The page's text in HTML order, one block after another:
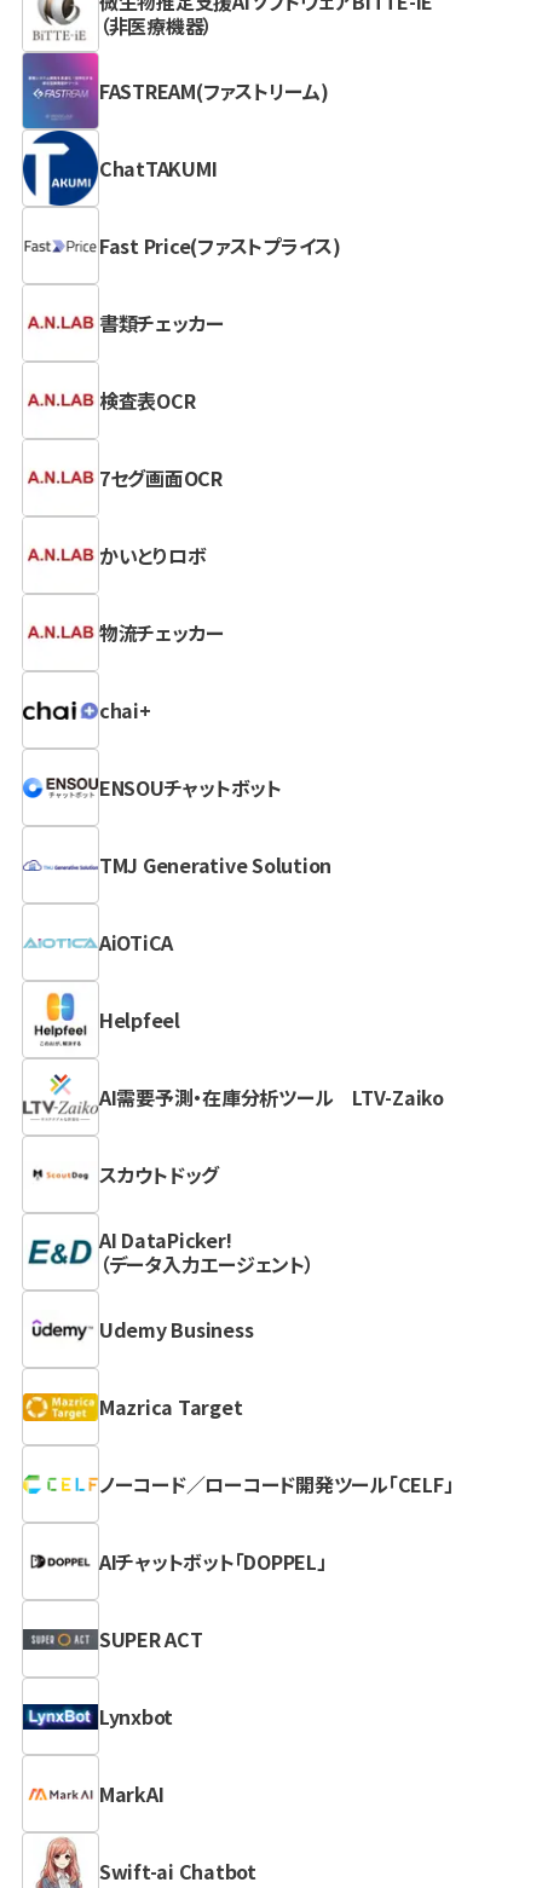
（非医療機器）
FASTREAM(ファストリーム)
ChatTAKUMI
Fast Price(ファストプライス)
書類チェッカー
検査表OCR
7セグ画面OCR
かいとりロボ
物流チェッカー
chai+
ENSOUチャットボット
TMJ Generative Solution
AiOTiCA
Helpfeel
AI需要予測・在庫分析ツール LTV-Zaiko
スカウトドッグ
AI DataPicker!
（データ入力エージェント）
Udemy Business
Mazrica Target
ノーコード／ローコード開発ツール「CELF」
AIチャットボット「DOPPEL」
SUPER ACT
Lynxbot
MarkAI
Swift-ai Chatbot